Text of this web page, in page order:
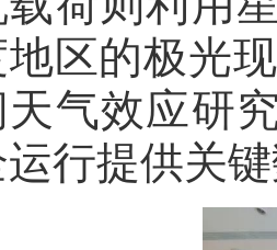
地区的极光
天气效应研
行提供关